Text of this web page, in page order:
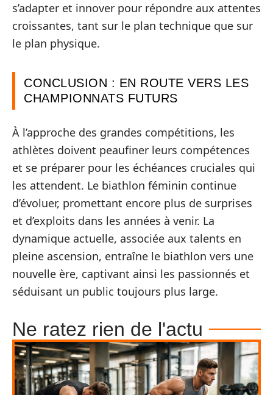
s’adapter et innover pour répondre aux attentes
croissantes, tant sur le plan technique que sur
le plan physique.
CONCLUSION : EN ROUTE VERS LES
CHAMPIONNATS FUTURS
À l’approche des grandes compétitions, les
athlètes doivent peaufiner leurs compétences
et se préparer pour les échéances cruciales qui
les attendent. Le biathlon féminin continue
d’évoluer, promettant encore plus de surprises
et d’exploits dans les années à venir. La
dynamique actuelle, associée aux talents en
pleine ascension, entraîne le biathlon vers une
nouvelle ère, captivant ainsi les passionnés et
séduisant un public toujours plus large.
Ne ratez rien de l'actu